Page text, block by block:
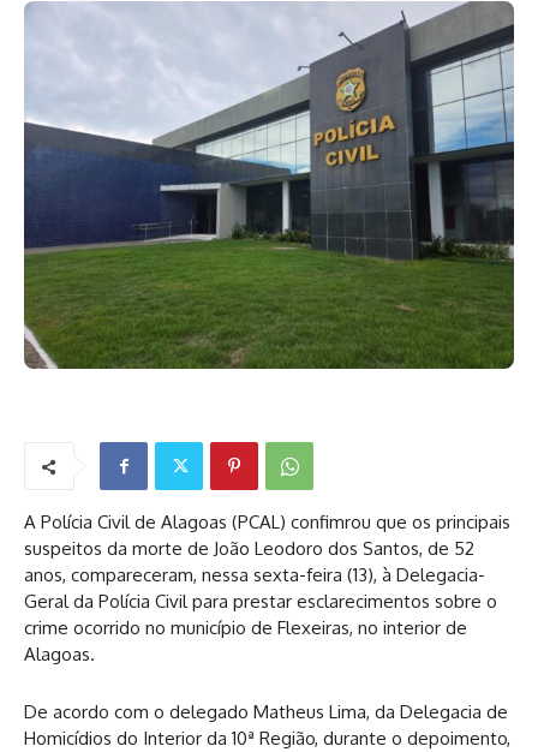
A Polícia Civil de Alagoas (PCAL) confimrou que os principais
suspeitos da morte de João Leodoro dos Santos, de 52
anos, compareceram, nessa sexta-feira (13), à Delegacia-
Geral da Polícia Civil para prestar esclarecimentos sobre o
crime ocorrido no município de Flexeiras, no interior de
Alagoas.
De acordo com o delegado Matheus Lima, da Delegacia de
Homicídios do Interior da 10ª Região, durante o depoimento,